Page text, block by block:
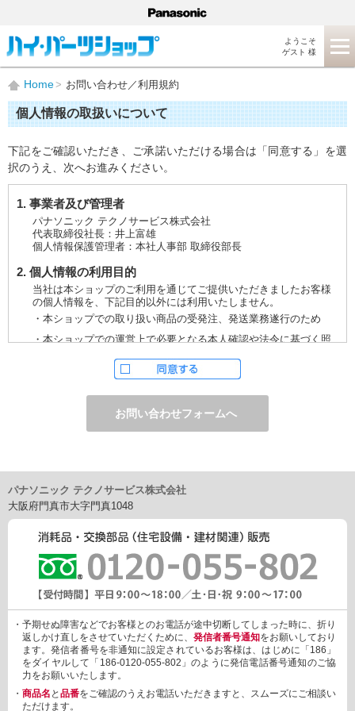
ようこそ
ゲスト 様
Home お問い合わせ／利用規約
個人情報の取扱いについて
下記をご確認いただき、ご承諾いただける場合は「同意する」を選
択のうえ、次へお進みください。
1. 事業者及び管理者
パナソニック テクノサービス株式会社
代表取締役社長：井上富雄
個人情報保護管理者：本社人事部 取締役部長
2. 個人情報の利用目的
当社は本ショップのご利用を通じてご提供いただきましたお客様
の個人情報を、下記目的以外には利用いたしません。
・本ショップでの取り扱い商品の受発注、発送業務遂行のため
・本ショップでの運営上で必要となる本人確認や法令に基づく照
ただし、お申し込みフォーム上でご希望の方のみに、下記サービ
・電子メール、ダイレクトメールなどによる情報のご提供
（1）ご提供情報の分野
・住宅関連設備・建材、家電製品、住まいづくり(新築・リフォー
車載関連商品など
（2）ご提供情報の概要
・商品、サービスに関するご提案
・商品サポート、メンテナンスに関するご提案
・キャンペーン、フェアー、イベントに関する情報ご提供
・アンケート、商品モニターに関する情報ご提供など
3. 個人情報の提供
あらかじめご本人様からご了解いただいている場合や法令で認め
られている場合を除き、個人情報を第三者に提供または開示いた
しません。
しかしながら、お客様がクレジットカード決済をご利用される場
合に限り、カード発行会社が行なう不正利用検知・防止「3Dセキ
ュア2.0」のために、お客様が利用するカード発行会社及び、決済
代行会社：GMOペイメントゲートウェイ（第三者）に、下記の情
報を開示し、本人認証を行います。
・金額など、決済に関する情報
パナソニック テクノサービス株式会社
大阪府門真市大字門真1048
・予期せぬ障害などでお客様とのお電話が途中切断してしまった時に、折り
返しかけ直しをさせていただくために、 発信者番号通知をお願いしており
ます。発信者番号を非通知に設定されているお客様は、はじめに「186」
をダイヤルして「186-0120-055-802」のように発信電話番号通知のご協
力をお願いいたします。
・ 商品名 と 品番をご確認のうえお電話いただきますと、スムーズにご相談い
ただけます。